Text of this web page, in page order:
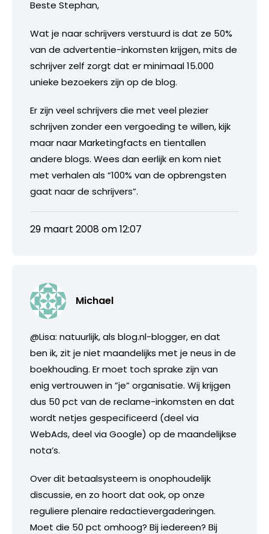
Beste Stephan,
Wat je naar schrijvers verstuurd is dat ze 50%
van de advertentie-inkomsten krijgen, mits de
schrijver zelf zorgt dat er minimaal 15.000
unieke bezoekers zijn op de blog.
Er zijn veel schrijvers die met veel plezier
schrijven zonder een vergoeding te willen, kijk
maar naar Marketingfacts en tientallen
andere blogs. Wees dan eerlijk en kom niet
met verhalen als “100% van de opbrengsten
gaat naar de schrijvers”.
29 maart 2008 om 12:07
Michael
@Lisa: natuurlijk, als blog.nl-blogger, en dat
ben ik, zit je niet maandelijks met je neus in de
boekhouding. Er moet toch sprake zijn van
enig vertrouwen in ”je” organisatie. Wij krijgen
dus 50 pct van de reclame-inkomsten en dat
wordt netjes gespecificeerd (deel via
WebAds, deel via Google) op de maandelijkse
nota’s.
Over dit betaalsysteem is onophoudelijk
discussie, en zo hoort dat ook, op onze
reguliere plenaire redactievergaderingen.
Moet die 50 pct omhoog? Bij iedereen? Bij